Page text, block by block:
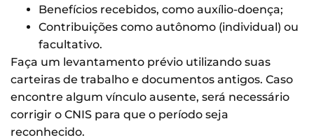
Benefícios recebidos, como auxílio-doença;
Contribuições como autônomo (individual) ou
facultativo.
Faça um levantamento prévio utilizando suas
carteiras de trabalho e documentos antigos. Caso
encontre algum vínculo ausente, será necessário
corrigir o CNIS para que o período seja
reconhecido.